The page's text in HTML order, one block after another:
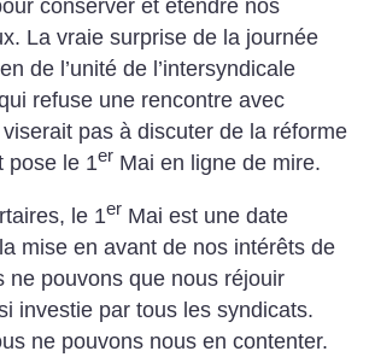
conserver et étendre nos
La vraie surprise de la journée
de l’unité de l’intersyndicale
refuse une rencontre avec
pas à discuter de la réforme
pose le 1er Mai en ligne de mire.
le 1er Mai est une date
mise en avant de nos intérêts de
ne pouvons que nous réjouir
investie par tous les syndicats.
ne pouvons nous en contenter.